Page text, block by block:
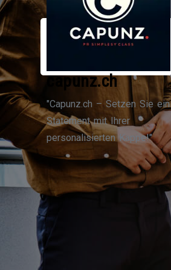
Zum
Inhalt
capunz.ch
"Capunz.ch – Setzen Sie ein
Statement mit Ihrer
personalisierten Kappe!"